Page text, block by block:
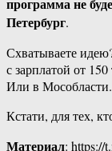
программа не
Петербург.
Схватываете
с зарплатой от
Или в
Кстати, для тех,
Материал: https://